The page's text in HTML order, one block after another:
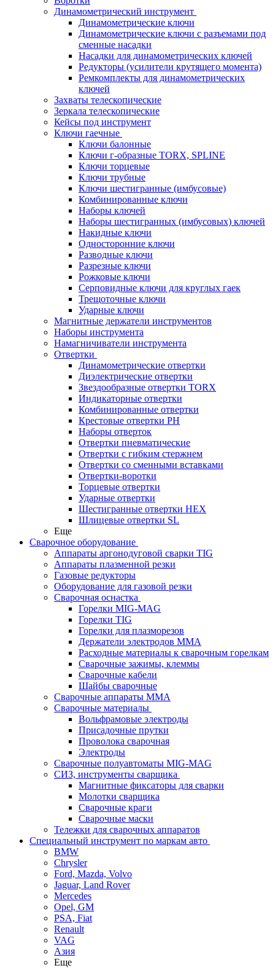
Динамометрический инструмент
Динамометрические ключи
Динамометрические ключи с разъемами под
сменные насадки
Насадки для динамометрических ключей
Редукторы (усилители крутящего момента)
Ремкомплекты для динамометрических
ключей
Захваты телескопические
Зеркала телескопические
Кейсы под инструмент
Ключи гаечные
Ключи балонные
Ключи г-образные TORX, SPLINE
Ключи торцевые
Ключи трубные
Ключи шестигранные (имбусовые)
Комбинированные ключи
Наборы ключей
Наборы шестигранных (имбусовых) ключей
Накидные ключи
Односторонние ключи
Разводные ключи
Разрезные ключи
Рожковые ключи
Серповидные ключи для круглых гаек
Трещоточные ключи
Ударные ключи
Магнитные держатели инструментов
Наборы инструмента
Намагничиватели инструмента
Отвертки
Динамометрические отвертки
Диэлектрические отвертки
Звездообразные отвертки TORX
Индикаторные отвертки
Комбинированные отвертки
Крестовые отвертки PH
Наборы отверток
Отвертки пневматические
Отвертки с гибким стержнем
Отвертки со сменными вставками
Отвертки-воротки
Торцевые отвертки
Ударные отвертки
Шестигранные отвертки HEX
Шлицевые отвертки SL
Еще
Сварочное оборудование
Аппараты аргонодуговой сварки TIG
Аппараты плазменной резки
Газовые редукторы
Оборудование для газовой резки
Сварочная оснастка
Горелки MIG-MAG
Горелки TIG
Горелки для плазморезов
Держатели электродов ММА
Расходные материалы к сварочным горелкам
Сварочные зажимы, клеммы
Сварочные кабели
Шайбы сварочные
Сварочные аппараты MMA
Сварочные материалы
Вольфрамовые электроды
Присадочные прутки
Проволока сварочная
Электроды
Сварочные полуавтоматы MIG-MAG
СИЗ, инструменты сварщика
Магнитные фиксаторы для сварки
Молотки сварщика
Сварочные краги
Сварочные маски
Тележки для сварочных аппаратов
Специальный инструмент по маркам авто
BMW
Chrysler
Ford, Mazda, Volvo
Jaguar, Land Rover
Mercedes
Opel, GM
PSA, Fiat
Renault
VAG
Азия
Еще